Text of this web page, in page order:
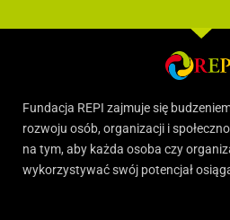
Fundacja REPI zajmuje się
rozwoju osób, organizacji i
na tym, aby każda osoba czy
wykorzystywać swój potencjał